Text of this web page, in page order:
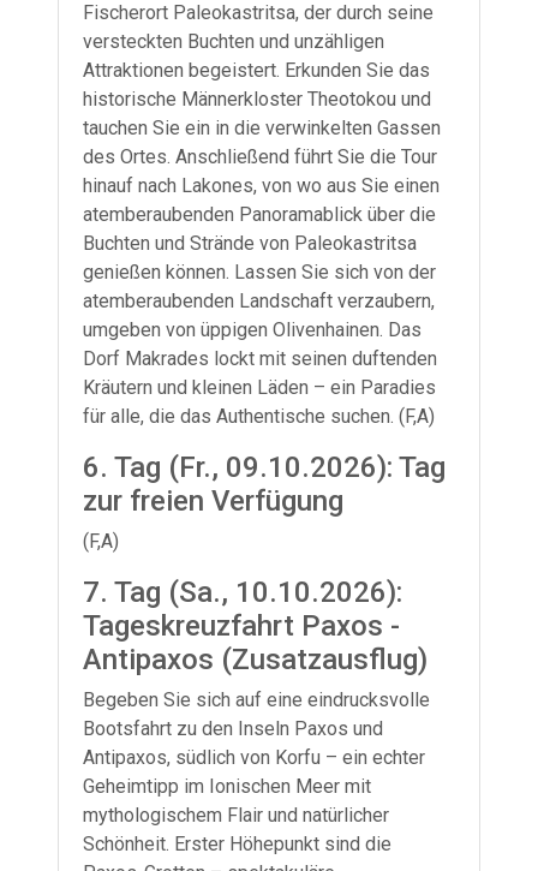
Fischerort Paleokastritsa, der durch seine
versteckten Buchten und unzähligen
Attraktionen begeistert. Erkunden Sie das
historische Männerkloster Theotokou und
tauchen Sie ein in die verwinkelten Gassen
des Ortes. Anschließend führt Sie die Tour
hinauf nach Lakones, von wo aus Sie einen
atemberaubenden Panoramablick über die
Buchten und Strände von Paleokastritsa
genießen können. Lassen Sie sich von der
atemberaubenden Landschaft verzaubern,
umgeben von üppigen Olivenhainen. Das
Dorf Makrades lockt mit seinen duftenden
Kräutern und kleinen Läden – ein Paradies
für alle, die das Authentische suchen. (F,A)
6. Tag (Fr., 09.10.2026): Tag
zur freien Verfügung
(F,A)
7. Tag (Sa., 10.10.2026):
Tageskreuzfahrt Paxos -
Antipaxos (Zusatzausflug)
Begeben Sie sich auf eine eindrucksvolle
Bootsfahrt zu den Inseln Paxos und
Antipaxos, südlich von Korfu – ein echter
Geheimtipp im Ionischen Meer mit
mythologischem Flair und natürlicher
Schönheit. Erster Höhepunkt sind die